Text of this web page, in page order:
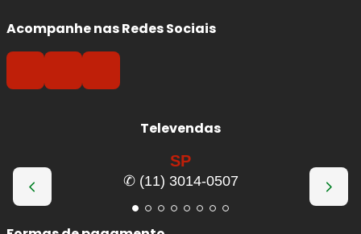
Acompanhe nas Redes Sociais
Televendas
SP
✆ (11) 3014-0507
Formas de pagamento